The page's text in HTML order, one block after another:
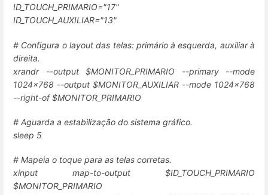
ID_TOUCH_PRIMARIO="17"
ID_TOUCH_AUXILIAR="13"
# Configura o layout das telas: primário à esquerda, auxiliar à
direita.
xrandr --output $MONITOR_PRIMARIO --primary --mode
1024x768 --output $MONITOR_AUXILIAR --mode 1024x768
--right-of $MONITOR_PRIMARIO
# Aguarda a estabilização do sistema gráfico.
sleep 5
# Mapeia o toque para as telas corretas.
xinput map-to-output $ID_TOUCH_PRIMARIO
$MONITOR_PRIMARIO